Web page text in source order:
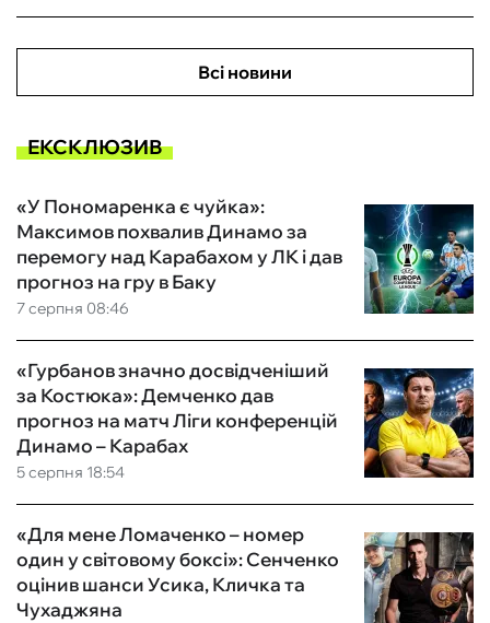
Всі новини
ЕКСКЛЮЗИВ
7 серпня 08:46
«У Пономаренка є чуйка»:
Максимов похвалив Динамо за
перемогу над Карабахом у ЛК і дав
прогноз на гру в Баку
5 серпня 18:54
«Гурбанов значно досвідченіший
за Костюка»: Демченко дав
прогноз на матч Ліги конференцій
Динамо – Карабах
«Для мене Ломаченко – номер
один у світовому боксі»: Сенченко
оцінив шанси Усика, Кличка та
Чухаджяна